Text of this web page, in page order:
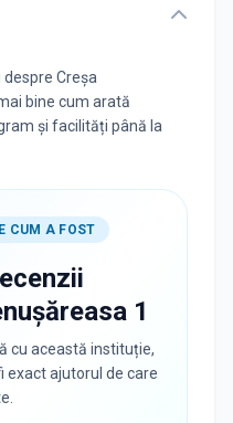
Creșa
bine cum arată
și facilități până la
CUM A FOST
1
cu această instituție,
exact ajutorul de care